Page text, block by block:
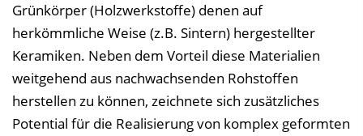
d
n
Grünkörper (Holzwerkstoffe) denen auf
herkömmliche Weise (z.B. Sintern) hergestellter
Keramiken. Neben dem Vorteil diese Materialien
weitgehend aus nachwachsenden Rohstoffen
herstellen zu können, zeichnete sich zusätzliches
Potential für die Realisierung von komplex geformten